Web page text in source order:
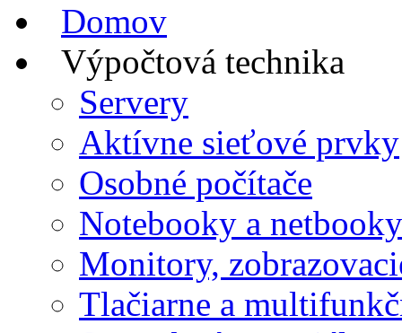
Domov
Výpočtová technika
Servery
Aktívne sieťové prvky
Osobné počítače
Notebooky a netbooky
Monitory,
Tlačiarne a